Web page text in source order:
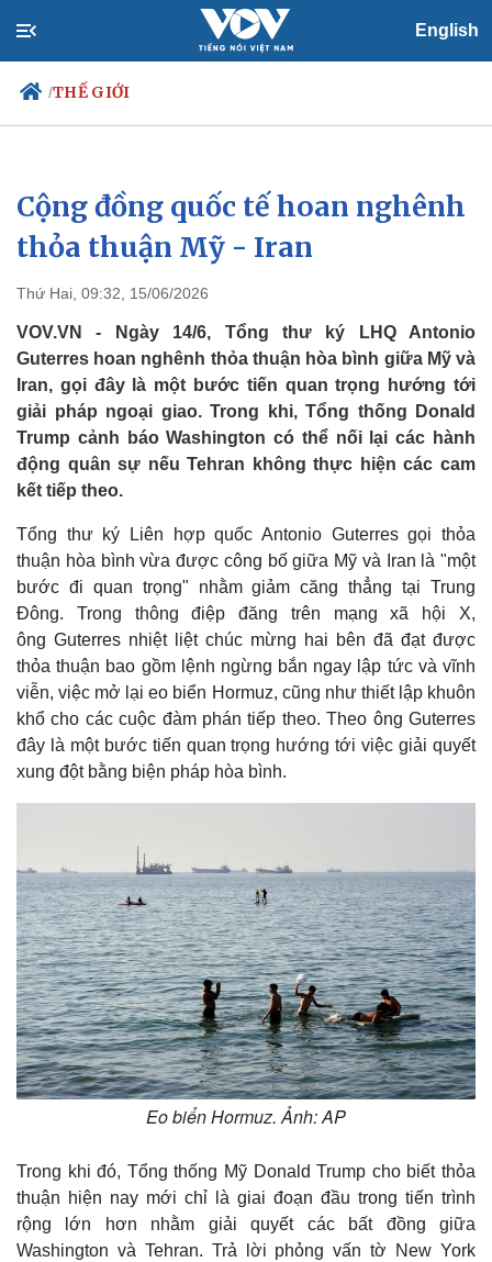
English
/THẾ GIỚI
Chính trị
Đảng
Tổ chức nhân sự
Nhận diện sự thật
Xã hội
Dự báo thời tiết
Việc làm
Biển đảo
Cộng đồng quốc tế hoan nghênh
thỏa thuận Mỹ - Iran
Thứ Hai, 09:32, 15/06/2026
VOV.VN - Ngày 14/6, Tổng thư ký LHQ Antonio
Guterres hoan nghênh thỏa thuận hòa bình giữa Mỹ và
Iran, gọi đây là một bước tiến quan trọng hướng tới
giải pháp ngoại giao. Trong khi, Tổng thống Donald
Trump cảnh báo Washington có thể nối lại các hành
động quân sự nếu Tehran không thực hiện các cam
kết tiếp theo.
Tổng thư ký Liên hợp quốc Antonio Guterres gọi thỏa
thuận hòa bình vừa được công bố giữa Mỹ và Iran là "một
bước đi quan trọng" nhằm giảm căng thẳng tại Trung
Đông. Trong thông điệp đăng trên mạng xã hội X,
ông Guterres nhiệt liệt chúc mừng hai bên đã đạt được
thỏa thuận bao gồm lệnh ngừng bắn ngay lập tức và vĩnh
viễn, việc mở lại eo biển Hormuz, cũng như thiết lập khuôn
khổ cho các cuộc đàm phán tiếp theo. Theo ông Guterres
đây là một bước tiến quan trọng hướng tới việc giải quyết
xung đột bằng biện pháp hòa bình.
Eo biển Hormuz. Ảnh: AP
Trong khi đó, Tổng thống Mỹ Donald Trump cho biết thỏa
thuận hiện nay mới chỉ là giai đoạn đầu trong tiến trình
rộng lớn hơn nhằm giải quyết các bất đồng giữa
Washington và Tehran. Trả lời phỏng vấn tờ New York